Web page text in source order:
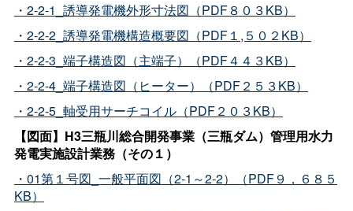
・2-2-1_誘導発電機外形寸法図（PDF８０３KB）
・2-2-2_誘導発電機構造概要図（PDF１,５０２KB）
・2-2-3_端子構造図（主端子）（PDF４４３KB）
・2-2-4_端子構造図（ヒーター）（PDF２５３KB）
・2-2-5_軸受用サーチコイル（PDF２０３KB）
【図面】H3三瓶川総合開発事業（三瓶ダム）管理用水力
発電実施設計業務（その１）
・01第１号図_一般平面図（2-1～2-2）（PDF９，６８５
KB）